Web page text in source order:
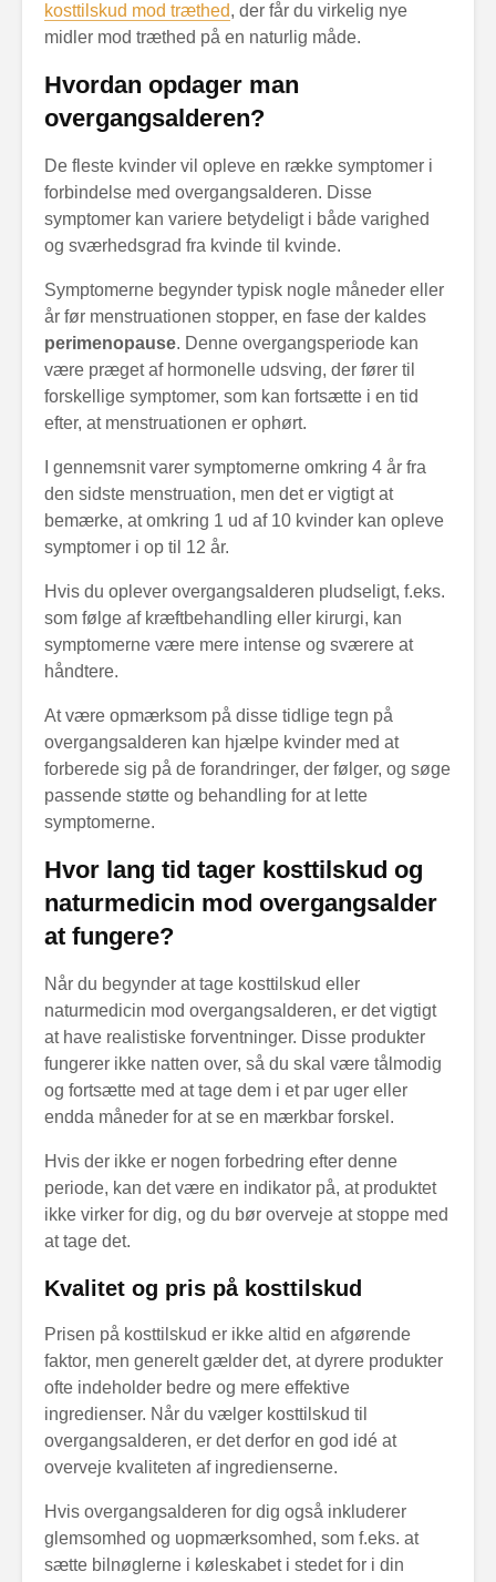
kosttilskud mod træthed, der får du virkelig nye
midler mod træthed på en naturlig måde.
Hvordan opdager man
overgangsalderen?
De fleste kvinder vil opleve en række symptomer i
forbindelse med overgangsalderen. Disse
symptomer kan variere betydeligt i både varighed
og sværhedsgrad fra kvinde til kvinde.
Symptomerne begynder typisk nogle måneder eller
år før menstruationen stopper, en fase der kaldes
perimenopause. Denne overgangsperiode kan
være præget af hormonelle udsving, der fører til
forskellige symptomer, som kan fortsætte i en tid
efter, at menstruationen er ophørt.
I gennemsnit varer symptomerne omkring 4 år fra
den sidste menstruation, men det er vigtigt at
bemærke, at omkring 1 ud af 10 kvinder kan opleve
symptomer i op til 12 år.
Hvis du oplever overgangsalderen pludseligt, f.eks.
som følge af kræftbehandling eller kirurgi, kan
symptomerne være mere intense og sværere at
håndtere.
At være opmærksom på disse tidlige tegn på
overgangsalderen kan hjælpe kvinder med at
forberede sig på de forandringer, der følger, og søge
passende støtte og behandling for at lette
symptomerne.
Hvor lang tid tager kosttilskud og
naturmedicin mod overgangsalder
at fungere?
Når du begynder at tage kosttilskud eller
naturmedicin mod overgangsalderen, er det vigtigt
at have realistiske forventninger. Disse produkter
fungerer ikke natten over, så du skal være tålmodig
og fortsætte med at tage dem i et par uger eller
endda måneder for at se en mærkbar forskel.
Hvis der ikke er nogen forbedring efter denne
periode, kan det være en indikator på, at produktet
ikke virker for dig, og du bør overveje at stoppe med
at tage det.
Kvalitet og pris på kosttilskud
Prisen på kosttilskud er ikke altid en afgørende
faktor, men generelt gælder det, at dyrere produkter
ofte indeholder bedre og mere effektive
ingredienser. Når du vælger kosttilskud til
overgangsalderen, er det derfor en god idé at
overveje kvaliteten af ingredienserne.
Hvis overgangsalderen for dig også inkluderer
glemsomhed og uopmærksomhed, som f.eks. at
sætte bilnøglerne i køleskabet i stedet for i din